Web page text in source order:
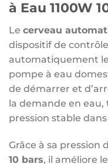
à Eau 1100W
Le cerveau
dispositif de
automatiquement
pompe à eau
de démarrer et
la demande en
pression stable
Grâce à sa pression
10 bars, il améliore